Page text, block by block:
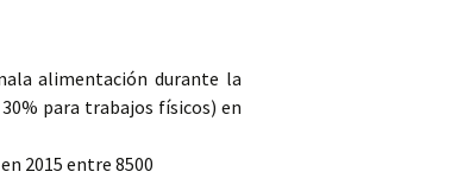
alimentación durante la
para trabajos físicos) en
2015 entre 8500